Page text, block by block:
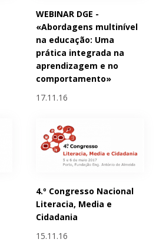
WEBINAR DGE -
«Abordagens multinível
na educação: Uma
prática integrada na
aprendizagem e no
comportamento»
17.11.16
4.º Congresso Nacional
Literacia, Media e
Cidadania
15.11.16